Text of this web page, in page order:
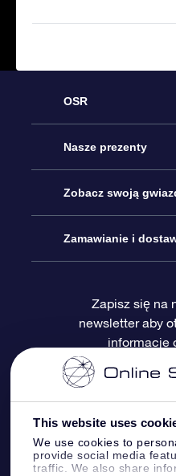
This website uses
We use cookies to
provide social media
traffic. We also share
OSR
Obsługa
Kontakt
Blog
Recenzje
Nasze prezenty
Podarunek Gwiazda
Pakiet Podarunkowy
Karta podarunkowa
Prezenty firmowe
Zobacz swoją
Rejestr Gwiazd
Sprsonalizowana
One Million Stars
Gwieździsty
Aplikacja VR „Fly me
Zamawianie i
Metody płatności
Dostawa
Polityka zwrotów
Gwiazdozbiorach
Zapisz się na
newsletter aby
informacje